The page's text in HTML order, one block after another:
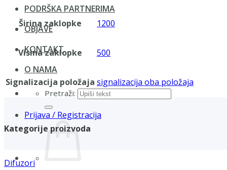
PODRŠKA PARTNERIMA
OBJAVE
KONTAKT
O NAMA
Pretraži:
Prijava / Registracija
Širina zaklopke 1200
Visina zaklopke 500
Signalizacija položaja signalizacija oba položaja
Kategorije proizvoda
Difuzori